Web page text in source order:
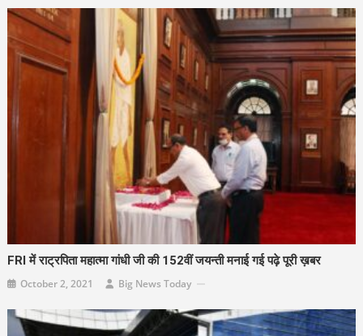
FRI में राट्रपिता महात्मा गांधी जी की 152वीं जयन्ती मनाई गई पढ़े पूरी ख़बर
October 2, 2021 Big News Today